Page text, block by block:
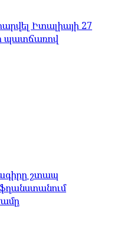
Իտալիայի 27
պատճառով
շտապ